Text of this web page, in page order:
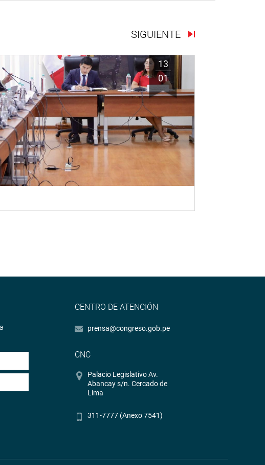
SIGUIENTE
13
01
CENTRO DE ATENCIÓN
prensa@congreso.gob.pe
CNC
Palacio Legislativo Av.
Abancay s/n. Cercado de
Lima
311-7777 (Anexo 7541)